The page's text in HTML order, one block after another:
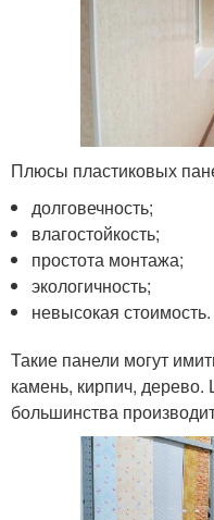
Плюсы пластиковых
долговечность;
влагостойкость;
простота монтажа;
экологичность;
невысокая стоимость.
Такие панели могут
камень, кирпич, дерево.
большинства